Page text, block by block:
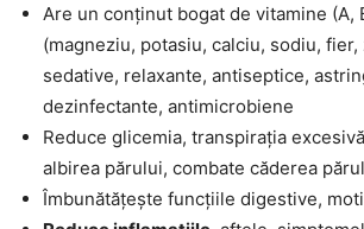
Are un conținut bogat de vitamine (A,
(magneziu, potasiu, calciu, sodiu,
sedative, relaxante, antiseptice,
dezinfectante, antimicrobiene
Reduce glicemia, transpirația
albirea părului, combate căderea
Îmbunătățește funcțiile digestive,